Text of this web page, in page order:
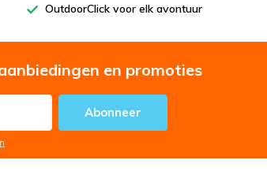
OutdoorClick voor elk avontuur
en promoties
Abonneer